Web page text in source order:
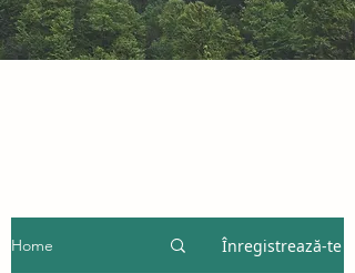
Home Înregistrează-te